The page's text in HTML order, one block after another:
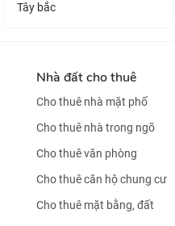
Tây bắc
Nhà đất cho thuê
Cho thuê nhà mặt phố
Cho thuê nhà trong ngõ
Cho thuê văn phòng
Cho thuê căn hộ chung cư
Cho thuê mặt bằng, đất